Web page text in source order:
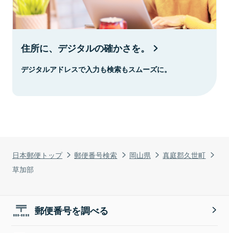
日本郵便トップ 郵便番号検索 岡山県
真庭郡久世町
草加部
住所に、デジタルの確かさを。
デジタルアドレスで入力も検索もスムーズに。
郵便番号を調べる